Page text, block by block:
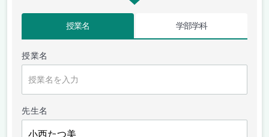
授業名 学部学科
授業名
先生名